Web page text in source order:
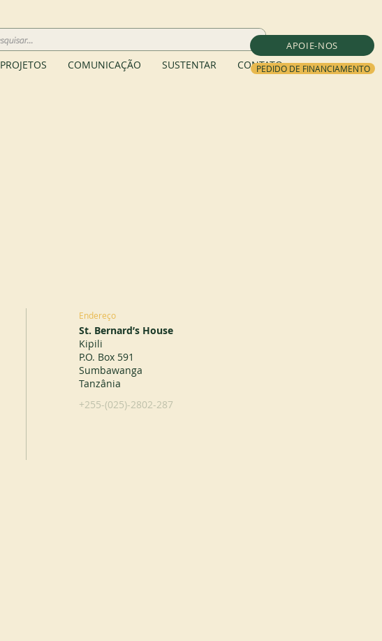
APOIE-NOS
PEDIDO DE FINANCIAMENTO
PROJETOS COMUNICAÇÃO SUSTENTAR CONTATO
Endereço
St. Bernard’s House
Kipili
P.O. Box 591
Sumbawanga
Tanzânia
+255-(025)-2802-287